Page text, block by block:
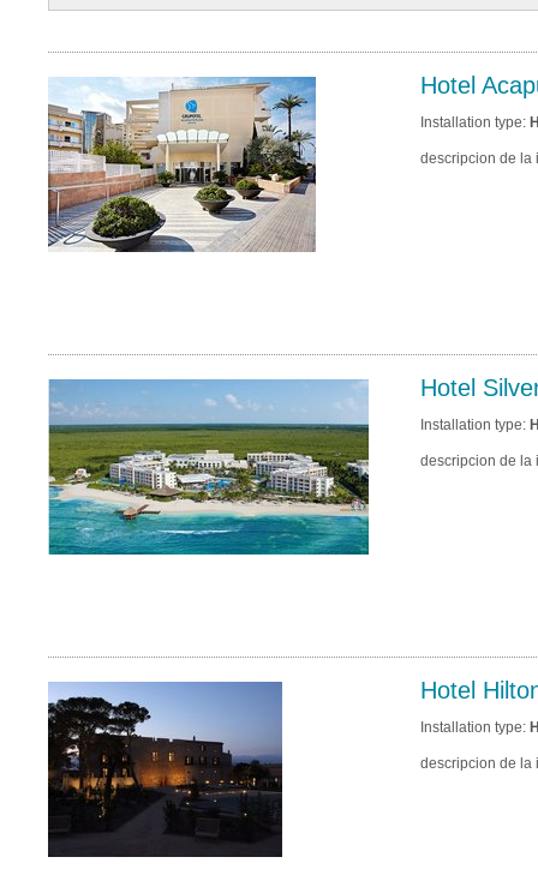
Hotel
Installation type:
descripcion de la
Hotel
Installation type:
descripcion de la
Hotel
Installation type:
descripcion de la